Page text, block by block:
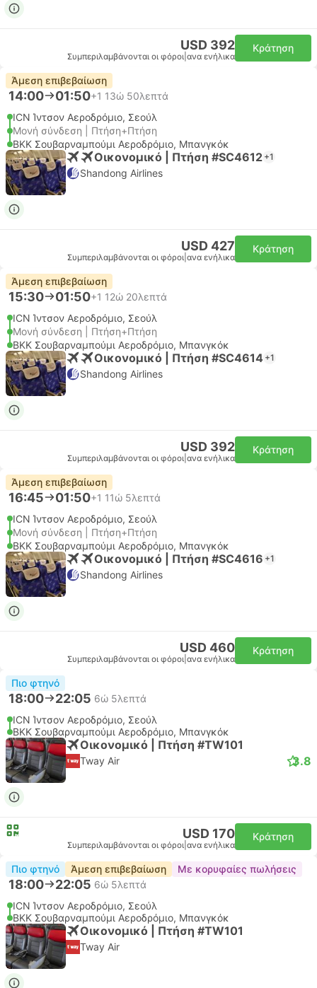
USD 392
Συμπεριλαμβάνονται οι φόροι ανα ενήλικα
Κράτηση
Άμεση επιβεβαίωση
14:00 01:50+1 13ώ 50λεπτά
ICN Ίντσον Αεροδρόμιο, Σεούλ
Μονή σύνδεση | Πτήση+Πτήση
BKK Σουβαρναμπούμι Αεροδρόμιο, Μπανγκόκ
Οικονομικό | Πτήση #SC4612 +1
Shandong Airlines
USD 427
Συμπεριλαμβάνονται οι φόροι ανα ενήλικα
Κράτηση
Άμεση επιβεβαίωση
15:30 01:50+1 12ώ 20λεπτά
ICN Ίντσον Αεροδρόμιο, Σεούλ
Μονή σύνδεση | Πτήση+Πτήση
BKK Σουβαρναμπούμι Αεροδρόμιο, Μπανγκόκ
Οικονομικό | Πτήση #SC4614 +1
Shandong Airlines
USD 392
Συμπεριλαμβάνονται οι φόροι ανα ενήλικα
Κράτηση
Άμεση επιβεβαίωση
16:45 01:50+1 11ώ 5λεπτά
ICN Ίντσον Αεροδρόμιο, Σεούλ
Μονή σύνδεση | Πτήση+Πτήση
BKK Σουβαρναμπούμι Αεροδρόμιο, Μπανγκόκ
Οικονομικό | Πτήση #SC4616 +1
Shandong Airlines
USD 460
Συμπεριλαμβάνονται οι φόροι ανα ενήλικα
Κράτηση
Πιο φτηνό
18:00 22:05 6ώ 5λεπτά
ICN Ίντσον Αεροδρόμιο, Σεούλ
BKK Σουβαρναμπούμι Αεροδρόμιο, Μπανγκόκ
Οικονομικό | Πτήση #TW101
Tway Air 3.8
USD 170
Συμπεριλαμβάνονται οι φόροι ανα ενήλικα
Κράτηση
Πιο φτηνό Άμεση επιβεβαίωση Με κορυφαίες πωλήσεις
18:00 22:05 6ώ 5λεπτά
ICN Ίντσον Αεροδρόμιο, Σεούλ
BKK Σουβαρναμπούμι Αεροδρόμιο, Μπανγκόκ
Οικονομικό | Πτήση #TW101
Tway Air